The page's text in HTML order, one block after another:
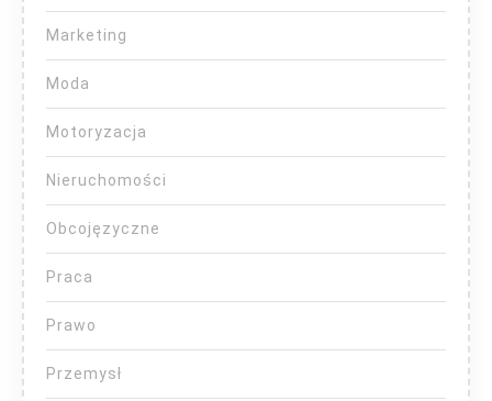
Marketing
Moda
Motoryzacja
Nieruchomości
Obcojęzyczne
Praca
Prawo
Przemysł